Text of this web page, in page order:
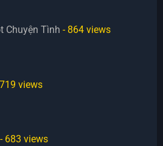
Chuyện Tình - 864 views
views
- 683 views